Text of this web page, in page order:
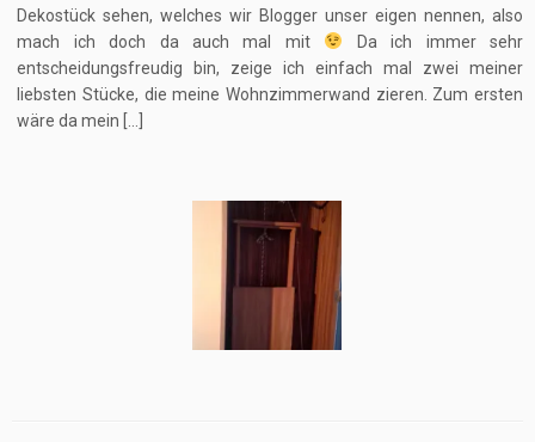
Dekostück sehen, welches wir Blogger unser eigen nennen, also
mach ich doch da auch mal mit
Da ich immer sehr
entscheidungsfreudig bin, zeige ich einfach mal zwei meiner
liebsten Stücke, die meine Wohnzimmerwand zieren. Zum ersten
wäre da mein […]